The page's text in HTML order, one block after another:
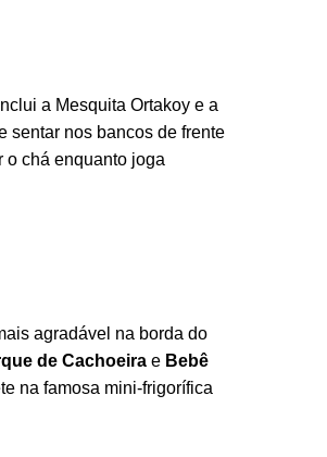
a Mesquita Ortakoy e a
sentar nos bancos de frente
o chá enquanto joga
agradável na borda do
de Cachoeira e Bebê
na famosa mini-frigorífica